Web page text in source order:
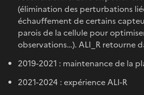
(élimination des perturbations
échauffement de certains
parois de la cellule pour
observations…). ALI_R retourne
2019-2021 : maintenance de la
2021-2024 : expérience ALI-R